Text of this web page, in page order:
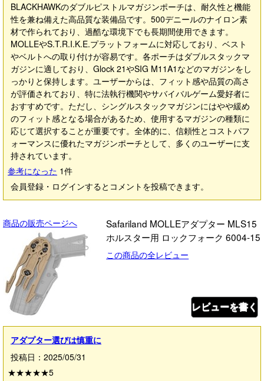
BLACKHAWKのダブルピストルマガジンポーチは、耐久性と機能
性を兼ね備えた高品質な装備品です。500デニールのナイロン素
材で作られており、過酷な環境下でも長期間使用できます。
MOLLEやS.T.R.I.K.E.プラットフォームに対応しており、ベスト
やベルトへの取り付けが容易です。各ポーチはダブルスタックマ
ガジンに適しており、Glock 21やSIG M11A1などのマガジンをし
っかりと保持します。ユーザーからは、フィット感や品質の高さ
が評価されており、特に法執行機関やサバイバルゲーム愛好者に
おすすめです。ただし、シングルスタックマガジンにはやや緩め
のフィット感となる場合があるため、使用するマガジンの種類に
応じて選択することが重要です。全体的に、信頼性とコストパフ
ォーマンスに優れたマガジンポーチとして、多くのユーザーに支
持されています。
参考になった 1件
会員登録・ログインするとコメントを投稿できます。
商品の販売ページへ
Safariland MOLLEアダプター MLS15
ホルスター用 ロックフォーク 6004-15
この商品の全レビュー
レビューを書く
アダプター選びは慎重に
投稿日：2025/05/31
★★★★★5